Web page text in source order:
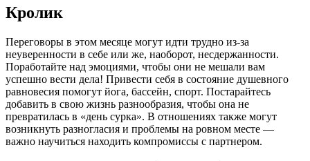
Кролик
Переговоры в этом месяце могут идти трудно из-за
неуверенности в себе или же, наоборот, несдержанности.
Поработайте над эмоциями, чтобы они не мешали вам
успешно вести дела! Привести себя в состояние душевного
равновесия помогут йога, бассейн, спорт. Постарайтесь
добавить в свою жизнь разнообразия, чтобы она не
превратилась в «день сурка». В отношениях также могут
возникнуть разногласия и проблемы на ровном месте —
важно научиться находить компромиссы с партнером.